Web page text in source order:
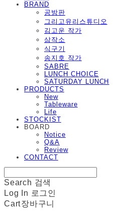
BRAND
공방판
그리고유리스튜디오
김고운 작가
삼작소
식구기
송지호 작가
SABRE
LUNCH CHOICE
SATURDAY LUNCH
PRODUCTS
New
Tableware
Life
STOCKIST
BOARD
Notice
Q&A
Review
CONTACT
Search 검색
Log In 로그인
Cart장바구니